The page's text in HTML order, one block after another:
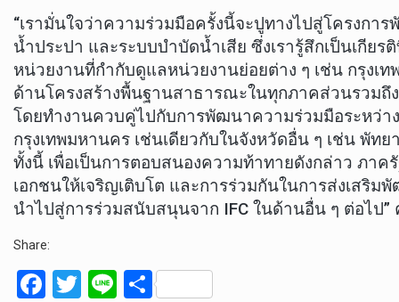
“เรามั่นใจว่าความร่วมมือครั้งนี้จะปูทางไปสู่โครงกา
น้ำประปา และระบบบำบัดน้ำเสีย ซึ่งเรารู้สึกเป็นเกีย
หน่วยงานที่กำกับดูแลหน่วยงานย่อยต่าง ๆ เช่น กรุง
ด้านโครงสร้างพื้นฐานสาธารณะในทุกภาคส่วนรวมถึ
โดยทำงานควบคู่ไปกับการพัฒนาความร่วมมือระหว่า
กรุงเทพมหานคร เช่นเดียวกับในจังหวัดอื่น ๆ เช่น พัท
ทั้งนี้ เพื่อเป็นการตอบสนองความท้าทายดังกล่าว ภา
เอกชนให้เจริญเติบโต และการร่วมกันในการส่งเสริ
นำไปสู่การร่วมสนับสนุนจาก IFC ในด้านอื่น ๆ ต่อไป
Share:
F
T
Li S